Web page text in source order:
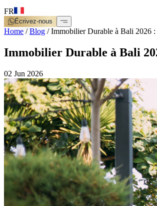
FR
Écrivez-nous
Home /Blog /Immobilier Durable à Bali 2026
Immobilier Durable à Bali
02 Jun 2026